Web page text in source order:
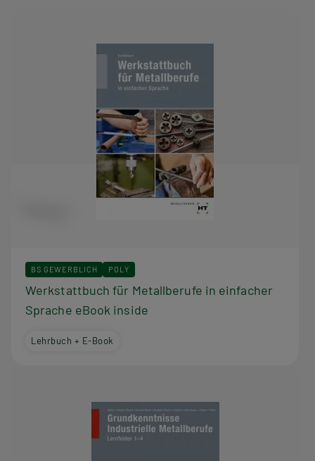
BS GEWERBLICH POLY
Werkstattbuch für Metallberufe in einfacher
Sprache eBook inside
Lehrbuch + E-Book